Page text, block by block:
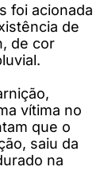
foi acionada
de
de cor
vítima no
que o
saiu da
na